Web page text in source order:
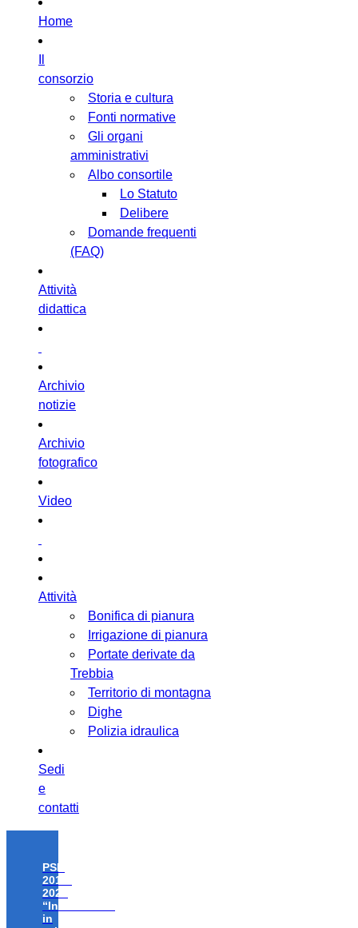
Home
consorzio
Storia e cultura
Fonti normative
Gli organi
amministrativi
Albo consortile
Lo Statuto
Delibere
Domande frequenti
(FAQ)
Attività
didattica
Archivio
notizie
Archivio
fotografico
Video
Attività
Bonifica di pianura
Irrigazione di pianura
Portate derivate da
Trebbia
Territorio di montagna
Dighe
Polizia idraulica
Sedi
e
contatti
PSR
2014-
2020
“Investimenti
in